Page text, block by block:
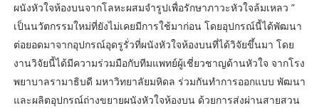
ผนังหัวใจห้องบนจากโลหะผสมจำรูปเพื่อรักษาภาวะหัวใจล้มเหลว ”
เป็นนวัตกรรมใหม่ที่ยังไม่เคยมีการใช้มาก่อน โดยอุปกรณ์นี้ได้พัฒนา
ต่อยอดมาจากอุปกรณ์อุดรูรั่วที่ผนังหัวใจห้องบนที่ได้วิจัยขึ้นมา โดย
งานวิจัยนี้ได้มีความร่วมมือกับทีมแพทย์ผู้เชี่ยวชาญด้านหัวใจ จากโรง
พยาบาลรามาธิบดี มหาวิทยาลัยมหิดล ร่วมกันทำการออกแบบ พัฒนา
และผลิตอุปกรณ์ถ่างขยายผนังหัวใจห้องบน ด้วยการส่งผ่านสายสวน